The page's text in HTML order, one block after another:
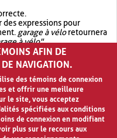
expressions pour
garage à véloretournera
à vélo".
avec OR.garage OR vélo
quegarage à vélo
AFIN DE
DE NAVIGATION.
des témoins de connexion
et offrir une meilleure
le site, vous acceptez
spécifiées aux conditions
de connexion en modifiant
plus sur le recours aux